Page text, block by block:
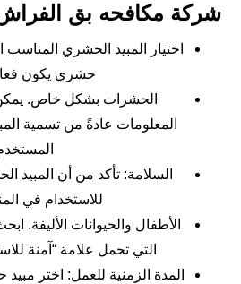
شركة مكافحه بق الفراش
اختيار المبيد الحشري المناسب
حشري يكون
الحشرات بشكل خاص.
المعلومات عادةً من تسمية
السلامة: تأكد من أن المبيد
للاستخدام في
الأطفال والحيوانات الأليفة.
التي تحمل علامة “آمنة
المدة الزمنية للعمل: اختر